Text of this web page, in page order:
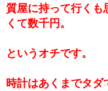
質屋に持って行くも
くて数千円。
というオチです。
時計はあくまでタダ